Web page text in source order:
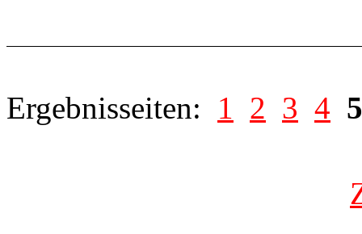
Ergebnisseiten: 1 2 3 4 5